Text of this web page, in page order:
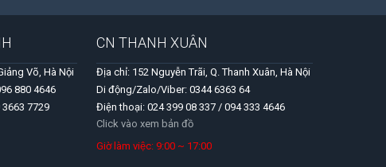
Võ, Hà Nội
880 4646
7729
CN THANH XUÂN
Địa chỉ: 152 Nguyễn Trãi, Q. Thanh Xuân, Hà Nội
Di động/Zalo/Viber: 0344 6363 64
Điện thoại: 024 399 08 337 / 094 333 4646
Click vào xem bản đồ
Giờ làm việc: 9:00 ~ 17:00